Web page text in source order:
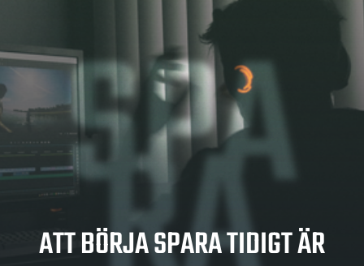
SPA
ATT BÖRJA SPARA TIDIGT ÄR